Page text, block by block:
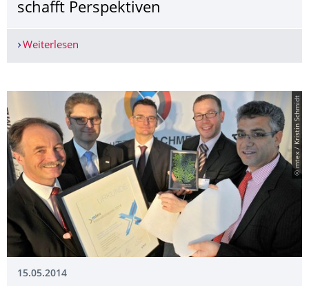
schafft Perspektiven
Weiterlesen
© mtex / Kristin Schmidt
15.05.2014